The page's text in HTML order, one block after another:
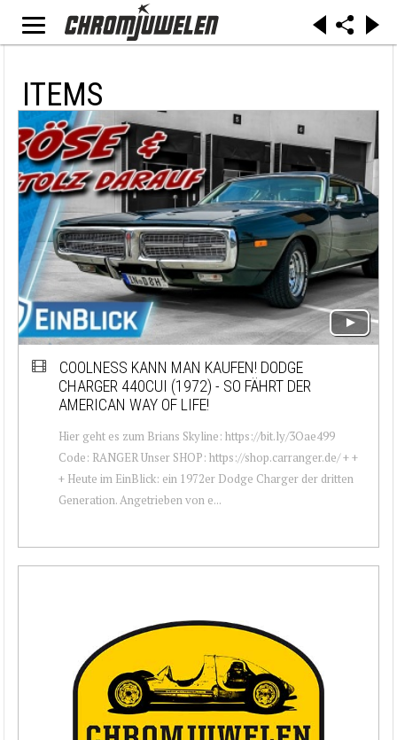
ITEMS
COOLNESS KANN MAN KAUFEN! DODGE
CHARGER 440CUI (1972) - SO FÄHRT DER
AMERICAN WAY OF LIFE!
Hier geht es zum Brians Skyline: https://bit.ly/3Oae499
Code: RANGER Unser SHOP: https://shop.carranger.de/ + +
+ Heute im EinBlick: ein 1972er Dodge Charger der dritten
Generation. Angetrieben von e...